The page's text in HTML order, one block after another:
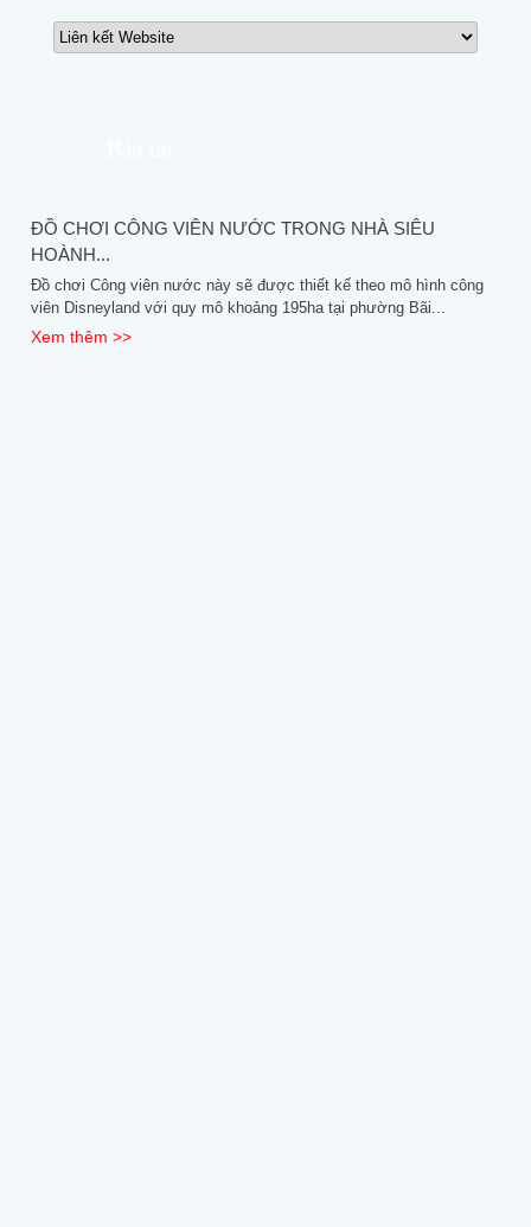
ĐỒ CHƠI CÔNG VIÊN NƯỚC TRONG NHÀ SIÊU
HOÀNH...
Đồ chơi Công viên nước này sẽ được thiết kế theo mô hình công
viên Disneyland với quy mô khoảng 195ha tại phường Bãi...
Xem thêm >>